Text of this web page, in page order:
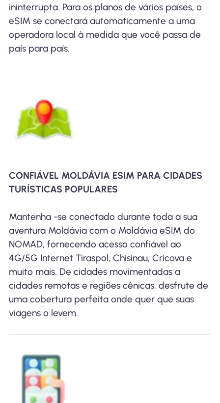
ininterrupta. Para os planos de vários países, o
eSIM se conectará automaticamente a uma
operadora local à medida que você passa de
país para país.
CONFIÁVEL MOLDÁVIA ESIM PARA CIDADES
TURÍSTICAS POPULARES
Mantenha -se conectado durante toda a sua
aventura Moldávia com o Moldávia eSIM do
NOMAD, fornecendo acesso confiável ao
4G/5G Internet Tiraspol, Chisinau, Cricova e
muito mais. De cidades movimentadas a
cidades remotas e regiões cênicas, desfrute de
uma cobertura perfeita onde quer que suas
viagens o levem.